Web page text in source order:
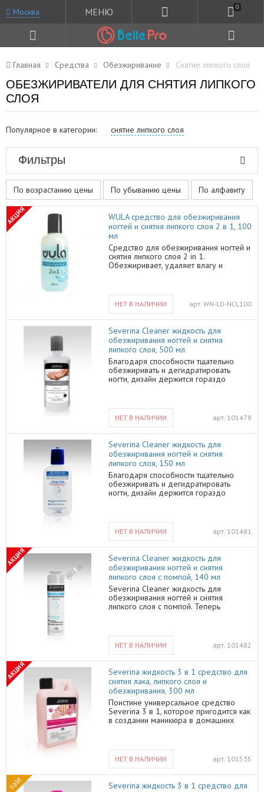
Москва МЕНЮ 0
Главная Средства Обезжиривание Снятие липкого слоя
ОБЕЗЖИРИВАТЕЛИ ДЛЯ СНЯТИЯ ЛИПКОГО
СЛОЯ
Популярное в категории: снятие липкого слоя
Фильтры
По возрастанию цены По убыванию цены По алфавиту
АКЦИЯ
WULA средство для обезжиривания
ногтей и снятия липкого слоя 2 в 1, 100
мл
Средство для обезжиривания ногтей и
снятия липкого слоя 2 in 1.
Обезжиривает, удаляет влагу и
цветному покрытию красивый
глянцевый блеск. Способ применения:
Для обезжиривания ногтевой
пластины: нанесите средство на ватный
диск и аккуратно обработайте
поверхность ногтевой пластины.
Средство для снятия липкого слоя:
возьмите ватный диск, нанесите на
него средство и аккуратно протрите
им каждый ноготок. Объем 100 мл.
НЕТ В НАЛИЧИИ арт. WN-LD-NCL100
Severina Cleaner жидкость для
обезжиривания ногтей и снятия
липкого слоя, 500 мл
Благодаря способности тщательно
обезжиривать и дегидратировать
ногти, дизайн держится гораздо
НЕТ В НАЛИЧИИ арт. 101478
Severina Cleaner жидкость для
обезжиривания ногтей и снятия
липкого слоя, 150 мл
Благодаря способности тщательно
обезжиривать и дегидратировать
ногти, дизайн держится гораздо
НЕТ В НАЛИЧИИ арт. 101481
АКЦИЯ
Severina Cleaner жидкость для
обезжиривания ногтей и снятия
липкого слоя с помпой, 140 мл
Severina Cleaner жидкость для
обезжиривания ногтей и снятия
липкого слоя с помпой. Теперь
быстрее благодаря удобному
дозатору с помпой, которая не
допускает проливания средства и
выдает его нужными порциями.
Эргономичная форма позволяет
флакону устойчиво стоять на
маникюрном столике, не падать во
время использования, и его можно не
придерживать руками во время
нажатия на помпу. Благодаря
держится гораздо дольше без сколов,
а гелевая основа лучше скрепляется с
поверхностью ногтя.
НЕТ В НАЛИЧИИ арт. 101482
АКЦИЯ
Severina жидкость 3 в 1 средство для
снятия лака, липкого слоя и
обезжиривания, 300 мл
Поистине универсальное средство
Severina 3 в 1, которое пригодится как
в создании маникюра в домашних
поверхности, для лучшего сцепления
покрытия с ногтевой пластиной и
предотвращения преждевременного
отслаивания лаков и гель-лаков • в
НЕТ В НАЛИЧИИ арт. 101535
sale
Severina жидкость 3 в 1 средство для